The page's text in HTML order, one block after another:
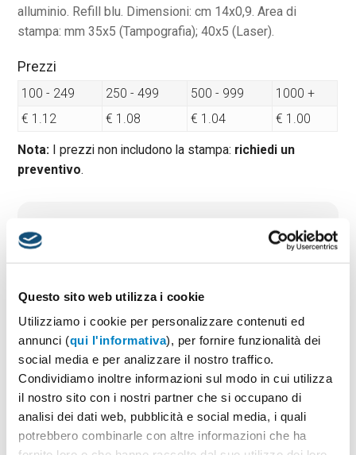
Questo sito web utilizza i cookie
Utilizziamo i cookie per personalizzare contenuti ed
annunci (qui l'informativa), per fornire funzionalità dei
social media e per analizzare il nostro traffico.
Condividiamo inoltre informazioni sul modo in cui utilizza
il nostro sito con i nostri partner che si occupano di
analisi dei dati web, pubblicità e social media, i quali
potrebbero combinarle con altre informazioni che ha
alluminio. Refill blu. Dimensioni: cm 14x0,9. Area di
stampa: mm 35x5 (Tampografia); 40x5 (Laser).
Prezzi
100 - 249 250 - 499 500 - 999
1000 +
€ 1.12
€ 1.08 € 1.04 € 1.00
Nota: I prezzi non includono la stampa: richiedi un
preventivo.
Tempi di consegna standard:
10 gg lavorativi
Materiale:Alluminio
PREVENTIVO & BOZZA GRATUITA
Potrai indicare successivamente la suddivisione per
taglie e colore
1 Seleziona il colore: